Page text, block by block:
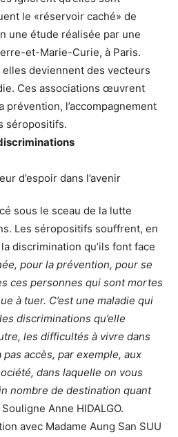
le «réservoir caché» de
une étude réalisée par une
et-Marie-Curie, à Paris.
deviennent des vecteurs
Ces associations œuvrent
prévention, l’accompagnement
séropositifs.
sous le sceau de la lutte
Les séropositifs souffrent, en
discrimination qu’ils font face
pour la prévention, pour se
ces personnes qui sont mortes
à tuer. C’est une maladie qui
discriminations qu’elle
les difficultés à vivre dans
pas accès, par exemple, aux
dans laquelle on vous
nombre de destination quant
Souligne Anne HIDALGO.
avec Madame Aung San SUU